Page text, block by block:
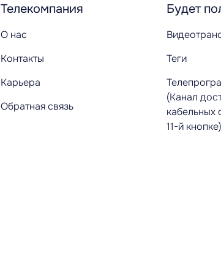
Телекомпания
О нас
Контакты
Карьера
Обратная связь
Будет
Теги
(Канал
кабельных
11-й кнопке)